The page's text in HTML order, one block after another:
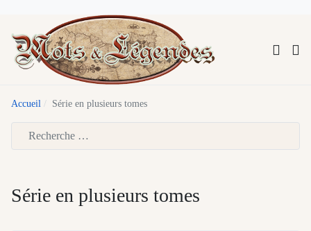
Accueil Série en plusieurs tomes
Série en plusieurs tomes